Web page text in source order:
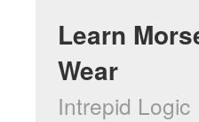
Learn
Wear
Intrepid Logic